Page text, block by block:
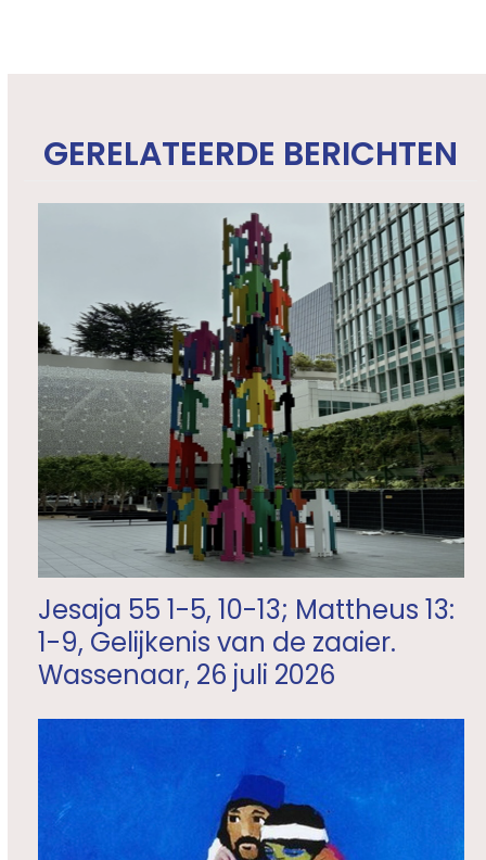
GERELATEERDE BERICHTEN
Jesaja 55 1-5, 10-13; Mattheus 13:
1-9, Gelijkenis van de zaaier.
Wassenaar, 26 juli 2026